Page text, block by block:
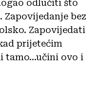
odlučiti što
bez
Zapovijedati
prijetećim
tamo…učini ovo i